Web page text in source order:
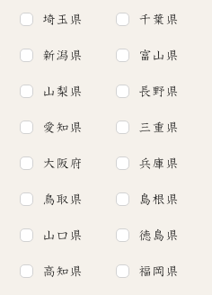
埼玉県 千葉県
新潟県 富山県
山梨県 長野県
愛知県 三重県
大阪府 兵庫県
鳥取県 島根県
山口県 徳島県
高知県 福岡県